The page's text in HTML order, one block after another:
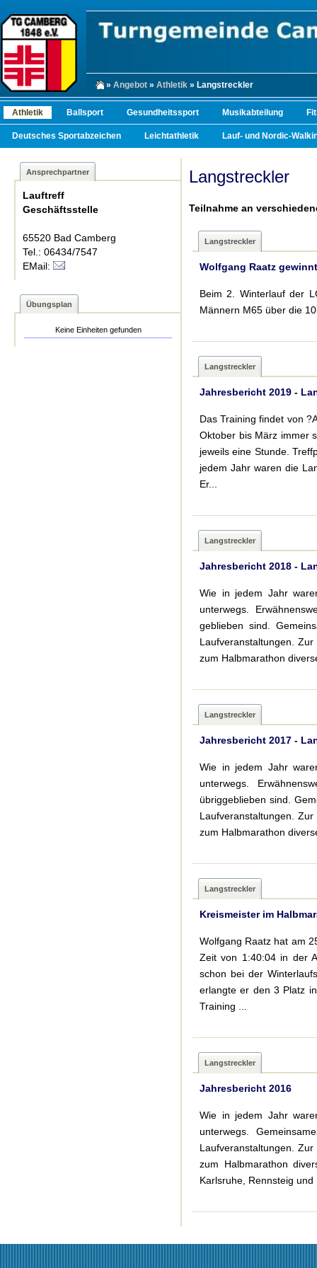
» Angebot » Athletik » Langstreckler
Athletik Ballsport Gesundheitssport Musikabteilung
Deutsches Sportabzeichen Leichtathletik Lauf- und Nordic-
Ansprechpartner
Lauftreff
Geschäftsstelle
65520 Bad Camberg
Tel.: 06434/7547
EMail:
Übungsplan
Keine Einheiten gefunden
Langstreckler
Teilnahme an
Langstreckler
Wolfgang Raatz
Beim 2. Winterlauf der
Männern M65 über die
Langstreckler
Jahresbericht 2019 -
Das Training findet von
Oktober bis März immer
jeweils eine Stunde.
jedem Jahr waren die
Er...
Langstreckler
Jahresbericht 2018 -
Wie in jedem Jahr
unterwegs.
geblieben sind.
Laufveranstaltungen.
zum Halbmarathon
Langstreckler
Jahresbericht 2017 -
Wie in jedem Jahr
unterwegs.
übriggeblieben sind.
Laufveranstaltungen.
zum Halbmarathon
Langstreckler
Kreismeister im
Wolfgang Raatz hat am
Zeit von 1:40:04 in der
schon bei der
erlangte er den 3 Platz
Training ...
Langstreckler
Jahresbericht 2016
Wie in jedem Jahr
unterwegs.
Laufveranstaltungen.
zum Halbmarathon
Karlsruhe, Rennsteig und